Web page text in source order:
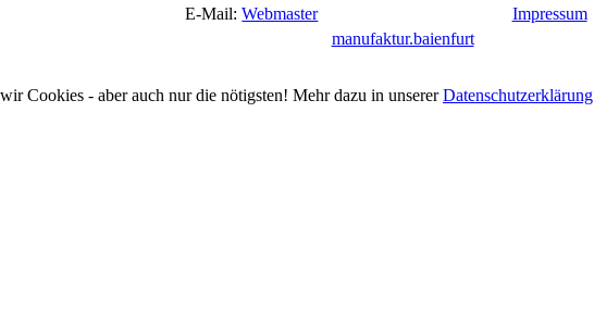
E-Mail:Webmaster Impressum
manufaktur.baienfurt
Cookies - aber auch nur die nötigsten! Mehr dazu in unsererDatenschutzerklärung